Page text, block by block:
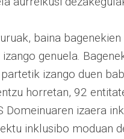
baina bagenekien
genuela.
izango duen
horretan, 92
Domeinuaren izaera
inklusibo moduan